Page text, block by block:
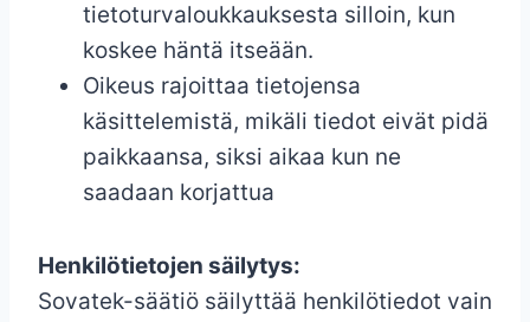
tietoturvaloukkauksesta silloin, kun
koskee häntä itseään.
Oikeus rajoittaa tietojensa
käsittelemistä, mikäli tiedot eivät pidä
paikkaansa, siksi aikaa kun ne
saadaan korjattua
Henkilötietojen säilytys:
Sovatek-säätiö säilyttää henkilötiedot vain